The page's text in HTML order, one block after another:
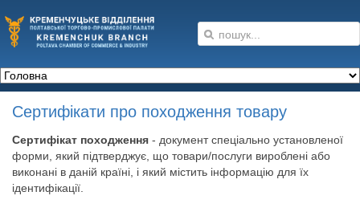
Сертифікати про походження товару
Сертифікат походження - документ спеціально установленої
форми, який підтверджує, що товари/послуги вироблені або
виконані в даній країні, і який містить інформацію для їх
ідентифікації.